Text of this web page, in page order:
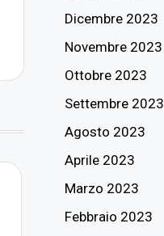
Dicembre 2023
Novembre 2023
Ottobre 2023
Settembre 2023
Agosto 2023
Aprile 2023
Marzo 2023
Febbraio 2023